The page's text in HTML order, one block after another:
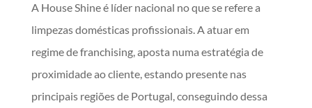
A House Shine é líder nacional no que se refere a
limpezas domésticas profissionais. A atuar em
regime de franchising, aposta numa estratégia de
proximidade ao cliente, estando presente nas
principais regiões de Portugal, conseguindo dessa